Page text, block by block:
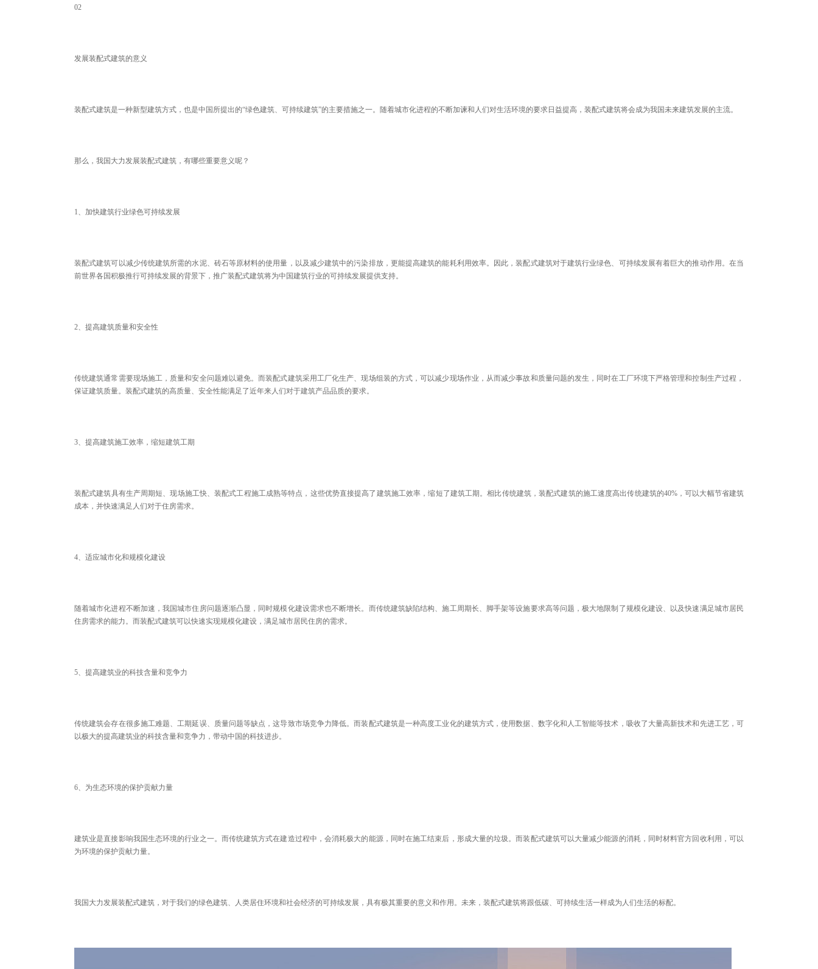
02
发展装配式建筑的意义
装配式建筑是一种新型建筑方式，也是中国所提出的“绿色建筑、可持续建筑”的主要措施之一。随着城市化进程的不断加谏和人们对生活环境的要求日益提高，装配式建筑将会成为我国未来建筑发展的主流。
那么，我国大力发展装配式建筑，有哪些重要意义呢？
1、加快建筑行业绿色可持续发展
装配式建筑可以减少传统建筑所需的水泥、砖石等原材料的使用量，以及减少建筑中的污染排放，更能提高建筑的能耗利用效率。因此，装配式建筑对于建筑行业绿色、可持续发展有着巨大的推动作用。在当
前世界各国积极推行可持续发展的背景下，推广装配式建筑将为中国建筑行业的可持续发展提供支持。
2、提高建筑质量和安全性
传统建筑通常需要现场施工，质量和安全问题难以避免。而装配式建筑采用工厂化生产、现场组装的方式，可以减少现场作业，从而减少事故和质量问题的发生，同时在工厂环境下严格管理和控制生产过程，
保证建筑质量。装配式建筑的高质量、安全性能满足了近年来人们对于建筑产品品质的要求。
3、提高建筑施工效率，缩短建筑工期
装配式建筑具有生产周期短、现场施工快、装配式工程施工成熟等特点，这些优势直接提高了建筑施工效率，缩短了建筑工期。相比传统建筑，装配式建筑的施工速度高出传统建筑的40%，可以大幅节省建筑
成本，并快速满足人们对于住房需求。
4、适应城市化和规模化建设
随着城市化进程不断加速，我国城市住房问题逐渐凸显，同时规模化建设需求也不断增长。而传统建筑缺陷结构、施工周期长、脚手架等设施要求高等问题，极大地限制了规模化建设、以及快速满足城市居民
住房需求的能力。而装配式建筑可以快速实现规模化建设，满足城市居民住房的需求。
5、提高建筑业的科技含量和竞争力
传统建筑会存在很多施工难题、工期延误、质量问题等缺点，这导致市场竞争力降低。而装配式建筑是一种高度工业化的建筑方式，使用数据、数字化和人工智能等技术，吸收了大量高新技术和先进工艺，可
以极大的提高建筑业的科技含量和竞争力，带动中国的科技进步。
6、为生态环境的保护贡献力量
建筑业是直接影响我国生态环境的行业之一。而传统建筑方式在建造过程中，会消耗极大的能源，同时在施工结束后，形成大量的垃圾。而装配式建筑可以大量减少能源的消耗，同时材料官方回收利用，可以
为环境的保护贡献力量。
我国大力发展装配式建筑，对于我们的绿色建筑、人类居住环境和社会经济的可持续发展，具有极其重要的意义和作用。未来，装配式建筑将跟低碳、可持续生活一样成为人们生活的标配。